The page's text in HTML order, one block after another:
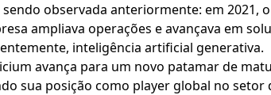
observada anteriormente: em 2021,
ampliava operações e avançava em
inteligência artificial generativa.
avança para um novo patamar de
sua posição como player global no setor